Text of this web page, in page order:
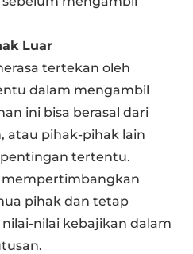
Luar
tertekan oleh
dalam mengambil
ini bisa berasal dari
atau pihak-pihak lain
tertentu.
pihak dan tetap
nilai kebajikan dalam